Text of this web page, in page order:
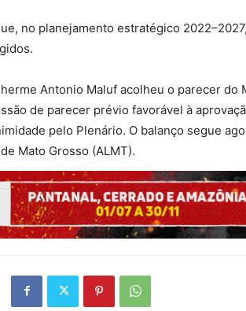
no planejamento estratégico
Antonio Maluf acolheu o parecer do
de parecer prévio favorável à
pelo Plenário. O balanço segue
Mato Grosso (ALMT).